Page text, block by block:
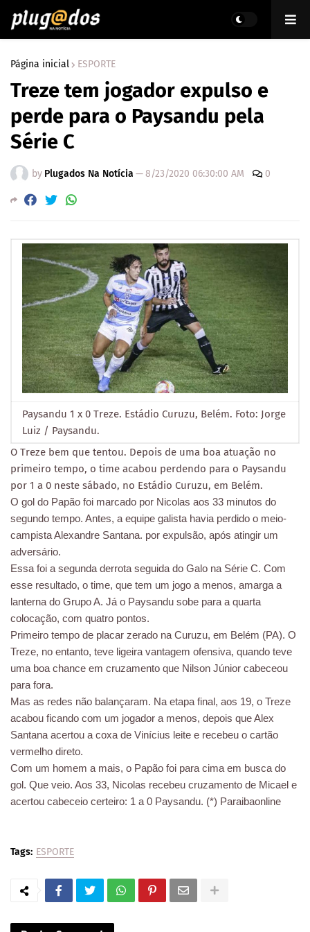
Página inicial ESPORTE
Treze tem jogador expulso e
perde para o Paysandu pela
Série C
by Plugados Na Notícia —8/23/2020 06:30:00 AM 0
Paysandu 1 x 0 Treze. Estádio Curuzu, Belém. Foto: Jorge
Luiz / Paysandu.
O Treze bem que tentou. Depois de uma boa atuação no
primeiro tempo, o time acabou perdendo para o Paysandu
por 1 a 0 neste sábado, no Estádio Curuzu, em Belém.
O gol do Papão foi marcado por Nicolas aos 33 minutos do
segundo tempo. Antes, a equipe galista havia perdido o meio-
campista Alexandre Santana. por expulsão, após atingir um
adversário.
Essa foi a segunda derrota seguida do Galo na Série C. Com
esse resultado, o time, que tem um jogo a menos, amarga a
lanterna do Grupo A. Já o Paysandu sobe para a quarta
colocação, com quatro pontos.
Primeiro tempo de placar zerado na Curuzu, em Belém (PA). O
Treze, no entanto, teve ligeira vantagem ofensiva, quando teve
uma boa chance em cruzamento que Nilson Júnior cabeceou
para fora.
Mas as redes não balançaram. Na etapa final, aos 19, o Treze
acabou ficando com um jogador a menos, depois que Alex
Santana acertou a coxa de Vinícius leite e recebeu o cartão
vermelho direto.
Com um homem a mais, o Papão foi para cima em busca do
gol. Que veio. Aos 33, Nicolas recebeu cruzamento de Micael e
acertou cabeceio certeiro: 1 a 0 Paysandu. (*) Paraibaonline
Tags: ESPORTE